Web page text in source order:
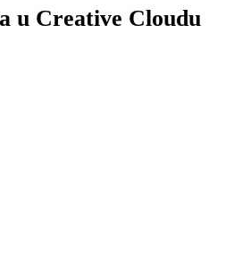
u Creative Cloudu